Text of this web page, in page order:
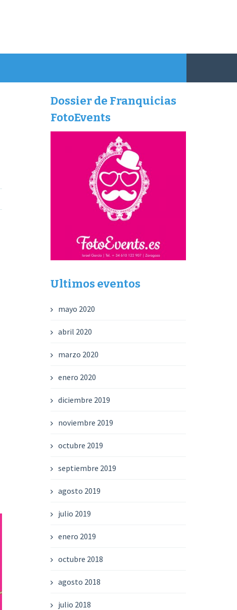
Dossier de Franquicias
FotoEvents
Ultimos eventos
mayo 2020
abril 2020
marzo 2020
enero 2020
diciembre 2019
noviembre 2019
octubre 2019
septiembre 2019
agosto 2019
julio 2019
enero 2019
octubre 2018
agosto 2018
julio 2018